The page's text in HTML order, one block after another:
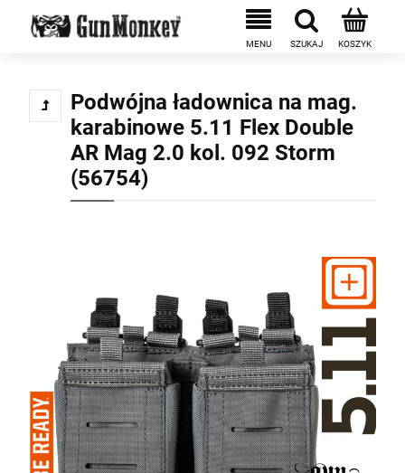
Podwójna ładownica na mag.
karabinowe 5.11 Flex Double
AR Mag 2.0 kol. 092 Storm
(56754)